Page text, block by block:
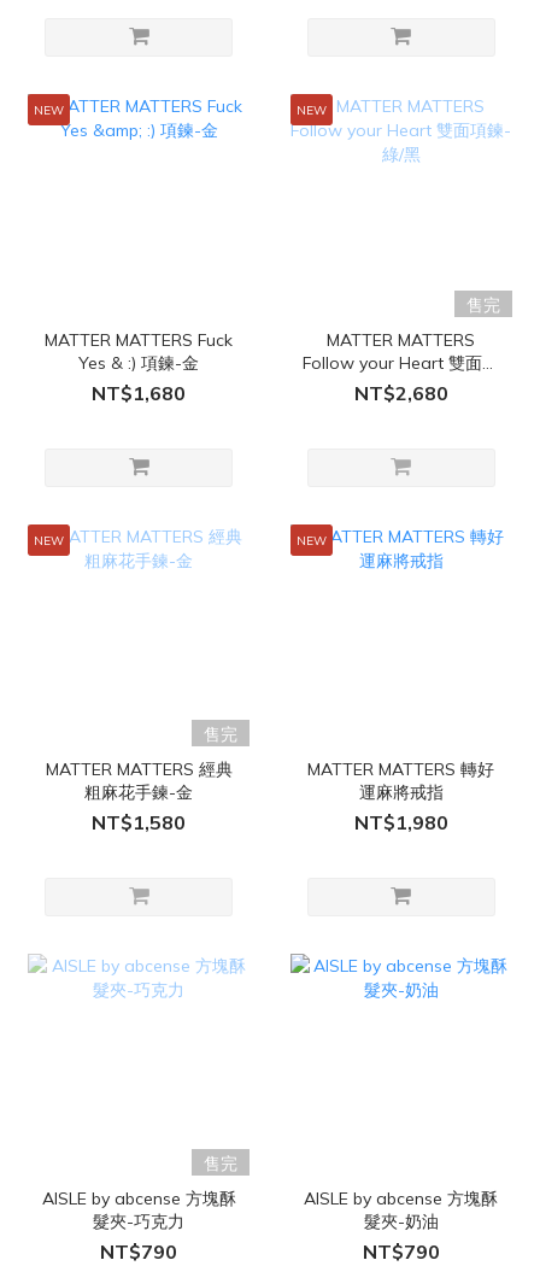
NEW
MATTER MATTERS Fuck
Yes & :) 項鍊-金
NT$1,680
NEW
售完
MATTER MATTERS
Follow your Heart 雙面項
鍊-綠/黑
NT$2,680
NEW
售完
MATTER MATTERS 經典
粗麻花手鍊-金
NT$1,580
NEW
MATTER MATTERS 轉好
運麻將戒指
NT$1,980
售完
AISLE by abcense 方塊酥
髮夾-巧克力
NT$790
AISLE by abcense 方塊酥
髮夾-奶油
NT$790